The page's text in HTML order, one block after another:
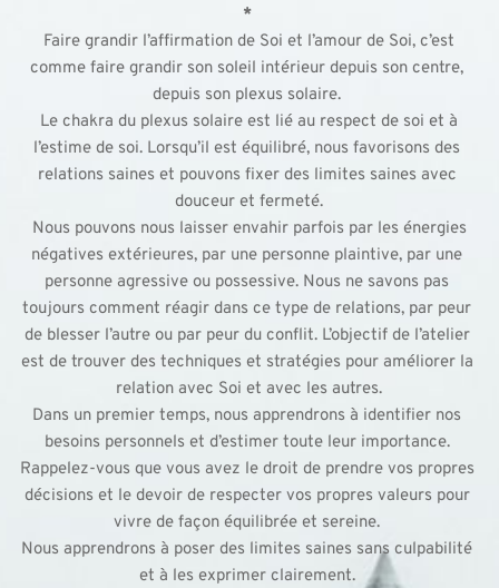
*
Faire grandir l’affirmation de Soi et l’amour de Soi, c’est
comme faire grandir son soleil intérieur depuis son centre,
depuis son plexus solaire.
Le chakra du plexus solaire est lié au respect de soi et à
l’estime de soi. Lorsqu’il est équilibré, nous favorisons des
relations saines et pouvons fixer des limites saines avec
douceur et fermeté.
Nous pouvons nous laisser envahir parfois par les énergies
négatives extérieures, par une personne plaintive, par une
personne agressive ou possessive. Nous ne savons pas
toujours comment réagir dans ce type de relations, par peur
de blesser l’autre ou par peur du conflit. L’objectif de l’atelier
est de trouver des techniques et stratégies pour améliorer la
relation avec Soi et avec les autres.
Dans un premier temps, nous apprendrons à identifier nos
besoins personnels et d’estimer toute leur importance.
Rappelez-vous que vous avez le droit de prendre vos propres
décisions et le devoir de respecter vos propres valeurs pour
vivre de façon équilibrée et sereine.
Nous apprendrons à poser des limites saines sans culpabilité
et à les exprimer clairement.